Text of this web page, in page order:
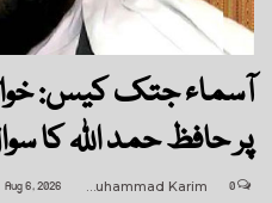
آسماء جتک کیس:
پر حافظ حمد اللہ کا
Muhammad Karim
Aug 6, 2026